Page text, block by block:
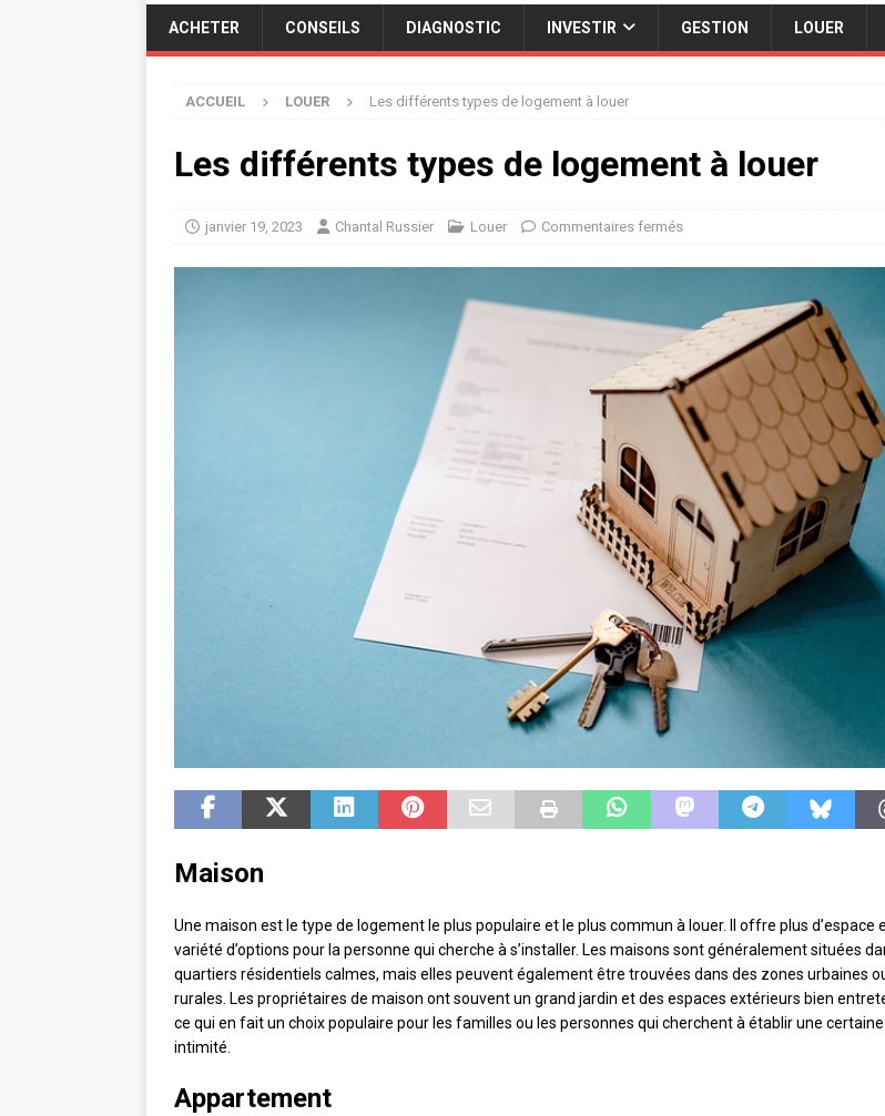
ACHETER CONSEILS DIAGNOSTIC INVESTIR GESTION LOUER
ACCUEIL LOUER Les différents types de logement à louer
Les différents types de logement à louer
janvier 19, 2023 Chantal Russier Louer Commentaires fermés
Maison
Une maison est le type de logement le plus populaire et le plus commun à louer. Il offre plus d’espace
variété d’options pour la personne qui cherche à s’installer. Les maisons sont généralement situées
quartiers résidentiels calmes, mais elles peuvent également être trouvées dans des zones urbaines
rurales. Les propriétaires de maison ont souvent un grand jardin et des espaces extérieurs bien
ce qui en fait un choix populaire pour les familles ou les personnes qui cherchent à établir une certaine
intimité.
Appartement